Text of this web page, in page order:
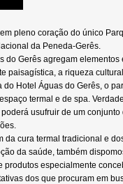
pleno coração do único
da Peneda-Gerês.
do Gerês agregam elementos
paisagística, a riqueza
do Hotel Águas do Gerês, o
termal e de spa.
usufruir de um
da cura termal tradicional e
da saúde, também
produtos especialmente
dos que procuram em